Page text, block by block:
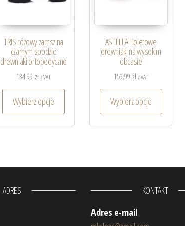
TRIS różowy zamsz na
czarnym spodzie
drewniaki ortopedyczne
134.99 zł z VAT
Wybierz opcje
ASTELLA Fioletowe
drewniaki na wysokim
obcasie
159.99 zł z VAT
Wybierz opcje
ADRES
KONTAKT
Adres e-mail